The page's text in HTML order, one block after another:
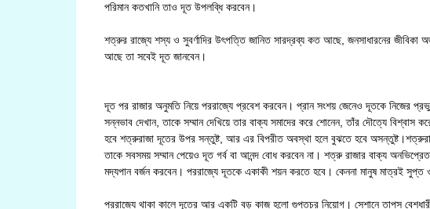
পরিমান কতখানি তাও দূত উপলব্ধি করবেন।
শত্রুর রাজ্যে শস্য ও সুবর্ণাদির উৎপত্তি জানিত সারদ্রব্য কত আছে, জনসাধারনের জীবিকা
আছে তা সবেই দূত জানবেন।
দূত পর রাজার অনুমতি নিয়ে পররাজ্যে প্রবেশ করবেন। প্রান সংশয় জেনেও দূতকে নিজের
সন্নভাব দেখান, তাকে সম্মান দেখিয়ে তার বাক্য সমাদের করে শোনেন, তাঁর দৌত্যে বিশ্বাস
হবে শত্রুরাজা দূতের উপর সন্তুষ্ট, আর এর বিপরীত অবস্থা হলে বুঝতে হবে
তাকে সবসময় সম্মান পেয়েও দূত গর্ব বা আনন্দ বোধ করবেন না। শত্রু রাজার বাক্য
মদ্যপান বর্জন করবেন। পররাজ্যে দূতকে একাকী শয়ন করতে হবে। কেননা মানুষ মাত্রই
পররাজ্যে থাকা কালে দূতের আর একটি বড় কাজ হলো গুপ্তচর নিয়োগ। সেশানে তাপস